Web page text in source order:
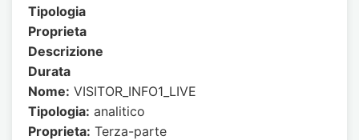
Tipologia
Proprieta
Descrizione
Durata
Nome: VISITOR_INFO1_LIVE
Tipologia: analitico
Proprieta: Terza-parte